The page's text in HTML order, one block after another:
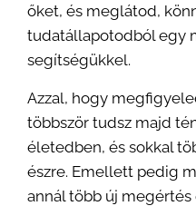
őket, és meglátod,
tudatállapotodból egy
segítségükkel.
Azzal, hogy
többször tudsz majd
életedben, és sokkal
észre. Emellett pedig
annál több új